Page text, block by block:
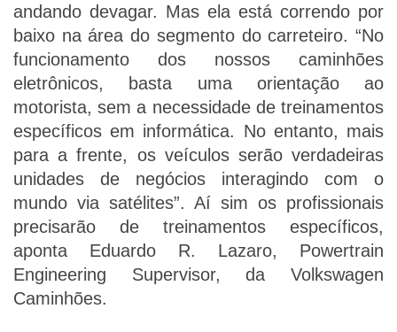
andando devagar. Mas ela está correndo por
baixo na área do segmento do carreteiro. “No
funcionamento dos nossos caminhões
eletrônicos, basta uma orientação ao
motorista, sem a necessidade de treinamentos
específicos em informática. No entanto, mais
para a frente, os veículos serão verdadeiras
unidades de negócios interagindo com o
mundo via satélites”. Aí sim os profissionais
precisarão de treinamentos específicos,
aponta Eduardo R. Lazaro, Powertrain
Engineering Supervisor, da Volkswagen
Caminhões.